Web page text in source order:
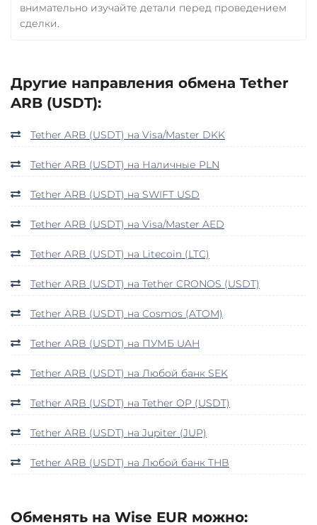
внимательно изучайте детали перед проведением
сделки.
Другие направления обмена Tether
ARB (USDT):
Tether ARB (USDT) на Visa/Master DKK
Tether ARB (USDT) на Наличные PLN
Tether ARB (USDT) на SWIFT USD
Tether ARB (USDT) на Visa/Master AED
Tether ARB (USDT) на Litecoin (LTC)
Tether ARB (USDT) на Tether CRONOS (USDT)
Tether ARB (USDT) на Cosmos (ATOM)
Tether ARB (USDT) на ПУМБ UAH
Tether ARB (USDT) на Любой банк SEK
Tether ARB (USDT) на Tether OP (USDT)
Tether ARB (USDT) на Jupiter (JUP)
Tether ARB (USDT) на Любой банк THB
Обменять на Wise EUR можно: